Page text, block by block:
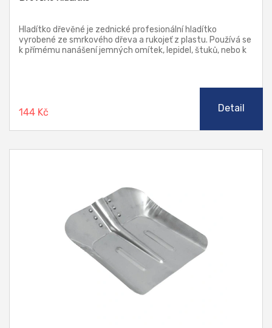
Hladítko dřevěné je zednické profesionální hladítko
vyrobené ze smrkového dřeva a rukojeť z plastu. Používá se
k přímému nanášení jemných omítek, lepidel, štuků, nebo k
144 Kč Detail